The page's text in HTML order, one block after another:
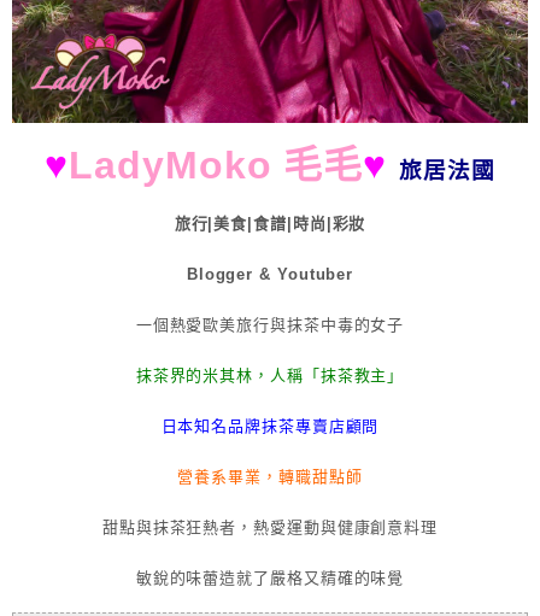
♥LadyMoko 毛毛♥ 旅居法國
旅行|美食|食譜|時尚|彩妝
Blogger & Youtuber
一個熱愛歐美旅行與抹茶中毒的女子
抹茶界的米其林，人稱「抹茶教主」
日本知名品牌抹茶專賣店顧問
營養系畢業，轉職甜點師
甜點與抹茶狂熱者，熱愛運動與健康創意料理
敏銳的味蕾造就了嚴格又精確的味覺